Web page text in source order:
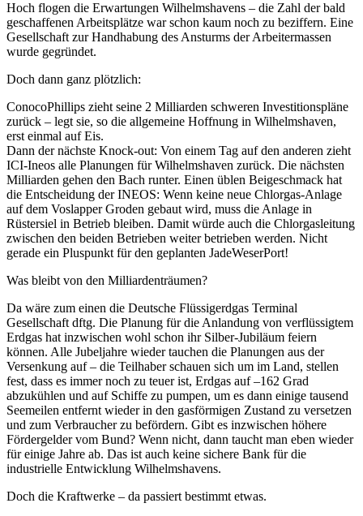
Hoch flogen die Erwartungen Wilhelmshavens – die Zahl der bald
geschaffenen Arbeitsplätze war schon kaum noch zu beziffern. Eine
Gesellschaft zur Handhabung des Ansturms der Arbeitermassen
wurde gegründet.
Doch dann ganz plötzlich:
ConocoPhillips zieht seine 2 Milliarden schweren Investitionspläne
zurück – legt sie, so die allgemeine Hoffnung in Wilhelmshaven,
erst einmal auf Eis.
Dann der nächste Knock-out: Von einem Tag auf den anderen zieht
ICI-Ineos alle Planungen für Wilhelmshaven zurück. Die nächsten
Milliarden gehen den Bach runter. Einen üblen Beigeschmack hat
die Entscheidung der INEOS: Wenn keine neue Chlorgas-Anlage
auf dem Voslapper Groden gebaut wird, muss die Anlage in
Rüstersiel in Betrieb bleiben. Damit würde auch die Chlorgasleitung
zwischen den beiden Betrieben weiter betrieben werden. Nicht
gerade ein Pluspunkt für den geplanten JadeWeserPort!
Was bleibt von den Milliardenträumen?
Da wäre zum einen die Deutsche Flüssigerdgas Terminal
Gesellschaft dftg. Die Planung für die Anlandung von verflüssigtem
Erdgas hat inzwischen wohl schon ihr Silber-Jubiläum feiern
können. Alle Jubeljahre wieder tauchen die Planungen aus der
Versenkung auf – die Teilhaber schauen sich um im Land, stellen
fest, dass es immer noch zu teuer ist, Erdgas auf –162 Grad
abzukühlen und auf Schiffe zu pumpen, um es dann einige tausend
Seemeilen entfernt wieder in den gasförmigen Zustand zu versetzen
und zum Verbraucher zu befördern. Gibt es inzwischen höhere
Fördergelder vom Bund? Wenn nicht, dann taucht man eben wieder
für einige Jahre ab. Das ist auch keine sichere Bank für die
industrielle Entwicklung Wilhelmshavens.
Doch die Kraftwerke – da passiert bestimmt etwas.